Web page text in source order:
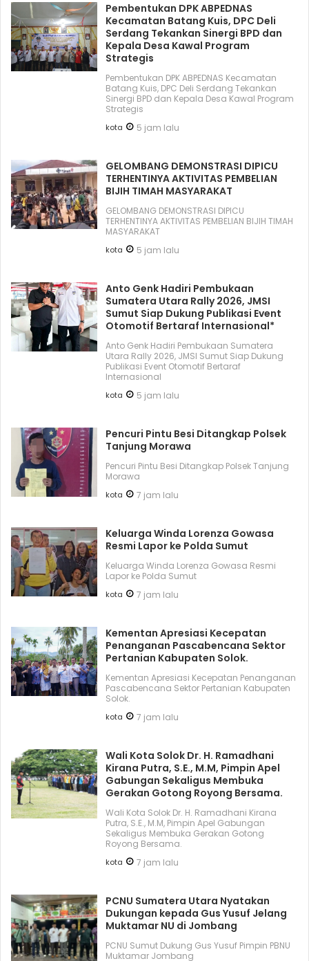
Pembentukan DPK ABPEDNAS
Kecamatan Batang Kuis, DPC Deli
Serdang Tekankan Sinergi BPD dan
Kepala Desa Kawal Program
Strategis
Pembentukan DPK ABPEDNAS Kecamatan
Batang Kuis, DPC Deli Serdang Tekankan
Sinergi BPD dan Kepala Desa Kawal Program
Strategis
kota 5 jam lalu
GELOMBANG DEMONSTRASI DIPICU
TERHENTINYA AKTIVITAS PEMBELIAN
BIJIH TIMAH MASYARAKAT
GELOMBANG DEMONSTRASI DIPICU
TERHENTINYA AKTIVITAS PEMBELIAN BIJIH TIMAH
MASYARAKAT
kota 5 jam lalu
Anto Genk Hadiri Pembukaan
Sumatera Utara Rally 2026, JMSI
Sumut Siap Dukung Publikasi Event
Otomotif Bertaraf Internasional*
Anto Genk Hadiri Pembukaan Sumatera
Utara Rally 2026, JMSI Sumut Siap Dukung
Publikasi Event Otomotif Bertaraf
Internasional
kota 5 jam lalu
Pencuri Pintu Besi Ditangkap Polsek
Tanjung Morawa
Pencuri Pintu Besi Ditangkap Polsek Tanjung
Morawa
kota 7 jam lalu
Keluarga Winda Lorenza Gowasa
Resmi Lapor ke Polda Sumut
Keluarga Winda Lorenza Gowasa Resmi
Lapor ke Polda Sumut
kota 7 jam lalu
Kementan Apresiasi Kecepatan
Penanganan Pascabencana Sektor
Pertanian Kabupaten Solok.
Kementan Apresiasi Kecepatan Penanganan
Pascabencana Sektor Pertanian Kabupaten
Solok.
kota 7 jam lalu
Wali Kota Solok Dr. H. Ramadhani
Kirana Putra, S.E., M.M, Pimpin Apel
Gabungan Sekaligus Membuka
Gerakan Gotong Royong Bersama.
Wali Kota Solok Dr. H. Ramadhani Kirana
Putra, S.E., M.M, Pimpin Apel Gabungan
Sekaligus Membuka Gerakan Gotong
Royong Bersama.
kota 7 jam lalu
PCNU Sumatera Utara Nyatakan
Dukungan kepada Gus Yusuf Jelang
Muktamar NU di Jombang
PCNU Sumut Dukung Gus Yusuf Pimpin PBNU
Muktamar Jombang